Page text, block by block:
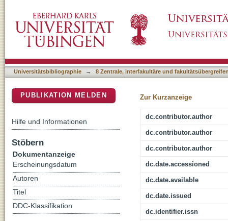
mechanisms
Universitätsbibliographie → 8 Zentrale, interfakultäre und
Zur Kurzanzeige
dc.contributor.author
dc.contributor.author
dc.contributor.author
dc.date.accessioned
dc.date.available
dc.date.issued
dc.identifier.issn
PUBLIKATION MELDEN
Hilfe und Informationen
Stöbern
Dokumentanzeige
Erscheinungsdatum
Autoren
Titel
DDC-Klassifikation